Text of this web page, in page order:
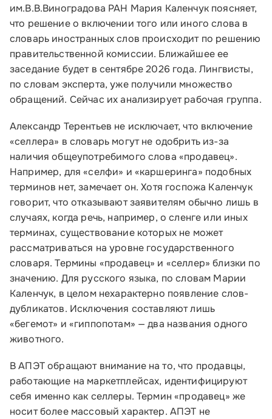
Малому и среднему бизнесу
Банкам и финансовым организациям
Инфраструктуре поддержки
Блог
Контакты
Телефон:
8 800 100-11-00
Время работы:
по будням с 10:00 до 19:00
Почтовый адрес:
109012, г. Москва, Славянская площадь, д.4,
стр.1
Обратиться в Корпорацию
им.В.В.Виноградова РАН Мария Каленчук поясняет,
что решение о включении того или иного слова в
словарь иностранных слов происходит по решению
правительственной комиссии. Ближайшее ее
заседание будет в сентябре 2026 года. Лингвисты,
по словам эксперта, уже получили множество
обращений. Сейчас их анализирует рабочая группа.
Александр Терентьев не исключает, что включение
«селлера» в словарь могут не одобрить из-за
наличия общеупотребимого слова «продавец».
Например, для «селфи» и «каршеринга» подобных
терминов нет, замечает он. Хотя госпожа Каленчук
говорит, что отказывают заявителям обычно лишь в
случаях, когда речь, например, о сленге или иных
терминах, существование которых не может
рассматриваться на уровне государственного
словаря. Термины «продавец» и «селлер» близки по
значению. Для русского языка, по словам Марии
Каленчук, в целом нехарактерно появление слов-
дубликатов. Исключения составляют лишь
«бегемот» и «гиппопотам» — два названия одного
животного.
В АПЭТ обращают внимание на то, что продавцы,
работающие на маркетплейсах, идентифицируют
себя именно как селлеры. Термин «продавец» же
носит более массовый характер. АПЭТ не